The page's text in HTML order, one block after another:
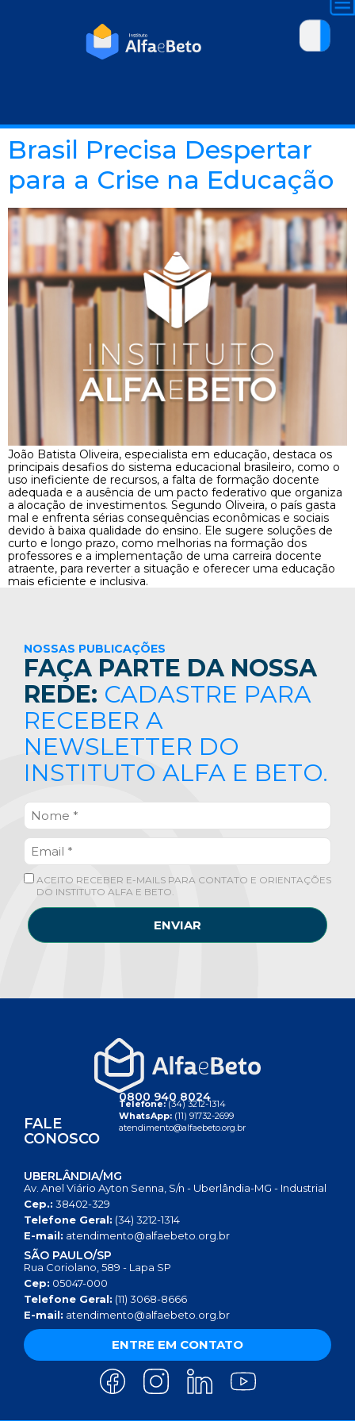
Brasil Precisa Despertar
para a Crise na Educação
João Batista Oliveira, especialista em educação, destaca os
principais desafios do sistema educacional brasileiro, como o
uso ineficiente de recursos, a falta de formação docente
adequada e a ausência de um pacto federativo que organiza
a alocação de investimentos. Segundo Oliveira, o país gasta
mal e enfrenta sérias consequências econômicas e sociais
devido à baixa qualidade do ensino. Ele sugere soluções de
curto e longo prazo, como melhorias na formação dos
professores e a implementação de uma carreira docente
atraente, para reverter a situação e oferecer uma educação
mais eficiente e inclusiva.
NOSSAS PUBLICAÇÕES
FAÇA PARTE DA NOSSA
REDE: CADASTRE PARA
RECEBER A
NEWSLETTER DO
INSTITUTO ALFA E BETO.
ACEITO RECEBER E-MAILS PARA CONTATO E ORIENTAÇÕES
DO INSTITUTO ALFA E BETO.
ENVIAR
FALE
CONOSCO
0800 940 8024
Telefone:(34) 3212-1314
WhatsApp: (11) 91732-2699
atendimento@alfaebeto.org.br
UBERLÂNDIA/MG
Av. Anel Viário Ayton Senna, S/n - Uberlândia-MG - Industrial
Cep.: 38402-329
Telefone Geral: (34) 3212-1314
E-mail: atendimento@alfaebeto.org.br
SÃO PAULO/SP
Rua Coriolano, 589 - Lapa SP
Cep: 05047-000
Telefone Geral: (11) 3068-8666
E-mail: atendimento@alfaebeto.org.br
ENTRE EM CONTATO